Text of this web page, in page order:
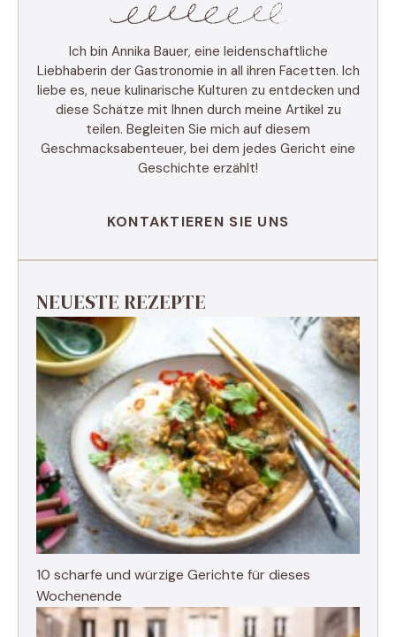
Ich bin Annika Bauer, eine leidenschaftliche
Liebhaberin der Gastronomie in all ihren Facetten. Ich
liebe es, neue kulinarische Kulturen zu entdecken und
diese Schätze mit Ihnen durch meine Artikel zu
teilen. Begleiten Sie mich auf diesem
Geschmacksabenteuer, bei dem jedes Gericht eine
Geschichte erzählt!
KONTAKTIEREN SIE UNS
NEUESTE REZEPTE
10 scharfe und würzige Gerichte für dieses
Wochenende